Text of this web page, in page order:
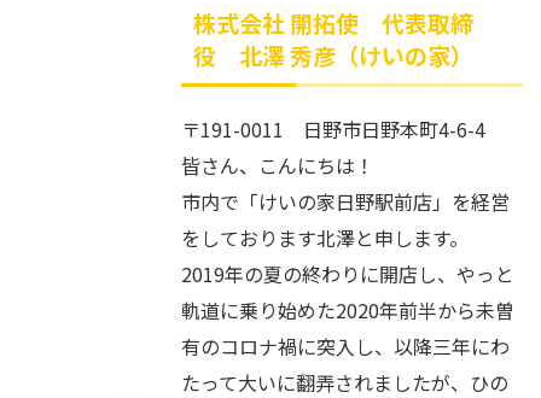
株式会社 開拓使 代表取締
役 北澤 秀彦（けいの家）
〒191-0011 日野市日野本町4-6-4
皆さん、こんにちは！
市内で「けいの家日野駅前店」を経営
をしております北澤と申します。
2019年の夏の終わりに開店し、やっと
軌道に乗り始めた2020年前半から未曽
有のコロナ禍に突入し、以降三年にわ
たって大いに翻弄されましたが、ひの